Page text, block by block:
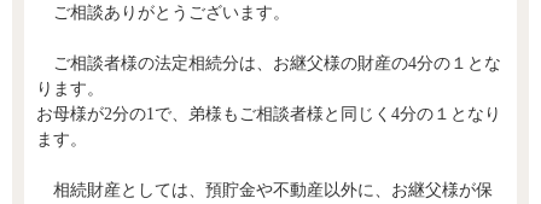
ご相談ありがとうございます。
ご相談者様の法定相続分は、お継父様の財産の4分の１とな
ります。
お母様が2分の1で、弟様もご相談者様と同じく4分の１となり
ます。
相続財産としては、預貯金や不動産以外に、お継父様が保